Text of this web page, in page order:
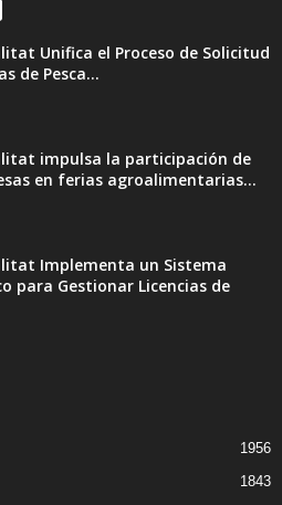
Unifica el Proceso de Solicitud
de Pesca...
impulsa la participación de
en ferias agroalimentarias...
Implementa un Sistema
para Gestionar Licencias de
1956
1843